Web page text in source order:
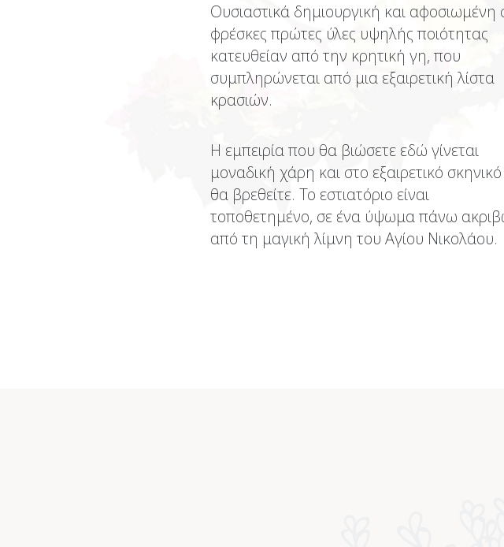
Ουσιαστικά δημιουργική και αφοσιωμένη
φρέσκες πρώτες ύλες υψηλής ποιότητας
κατευθείαν από την κρητική γη, που
συμπληρώνεται από μια εξαιρετική λίστα
κρασιών.
Η εμπειρία που θα βιώσετε εδώ γίνεται
μοναδική χάρη και στο εξαιρετικό
θα βρεθείτε. Το εστιατόριο είναι
τοποθετημένο, σε ένα ύψωμα πάνω
από τη μαγική λίμνη του Αγίου Νικολάου.